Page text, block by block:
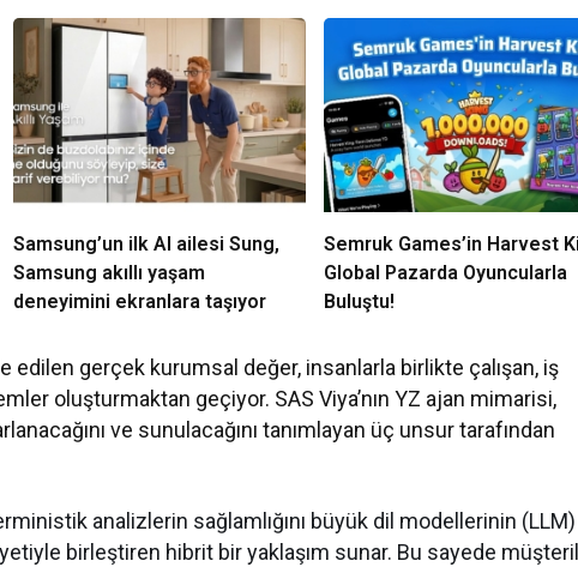
Samsung’un ilk AI ailesi Sung,
Samsung akıllı yaşam
deneyimini ekranlara taşıyor
Semruk Games’in Harvest
Global Pazarda Oyuncularla
Buluştu!
edilen gerçek kurumsal değer, insanlarla birlikte çalışan, iş
oluşturmaktan geçiyor. SAS Viya’nın YZ ajan mimarisi,
ve sunulacağını tanımlayan üç unsur tarafından
analizlerin sağlamlığını büyük dil modellerinin (LLM)
birleştiren hibrit bir yaklaşım sunar. Bu sayede